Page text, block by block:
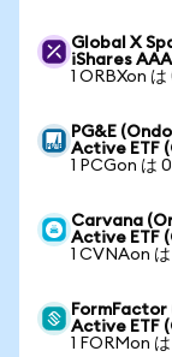
Global X
iShares
1 ORBXon
PG&E
Active ETF
1 PCGon は
Carvana
Active ETF
1 CVNAon
FormFactor
Active ETF
1 FORMon